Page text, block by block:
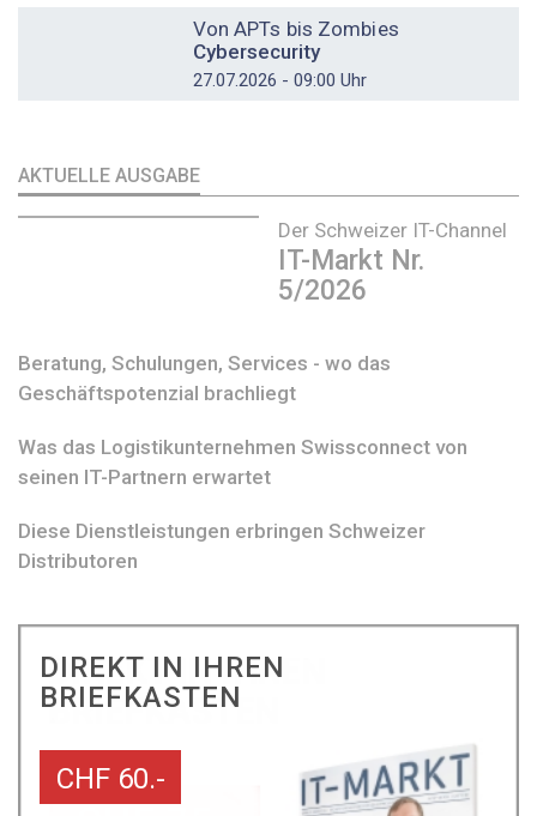
Von APTs bis Zombies
Cybersecurity
27.07.2026 - 09:00 Uhr
AKTUELLE AUSGABE
Der Schweizer IT-Channel
IT-Markt Nr.
5/2026
Beratung, Schulungen, Services - wo das
Geschäftspotenzial brachliegt
Was das Logistikunternehmen Swissconnect von
seinen IT-Partnern erwartet
Diese Dienstleistungen erbringen Schweizer
Distributoren
DIREKT IN IHREN
BRIEFKASTEN
CHF 60.-